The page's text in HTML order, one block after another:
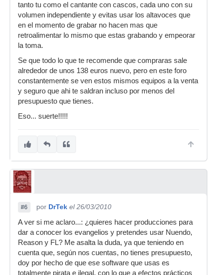
tanto tu como el cantante con cascos, cada uno con su
volumen independiente y evitas usar los altavoces que
en el momento de grabar no hacen mas que
retroalimentar lo mismo que estas grabando y empeorar
la toma.
Se que todo lo que te recomende que compraras sale
alrededor de unos 138 euros nuevo, pero en este foro
constantemente se ven estos mismos equipos a la venta
y seguro que ahi te saldran incluso por menos del
presupuesto que tienes.
Eso... suerte!!!!!
#6 por DrTek el 26/03/2010
A ver si me aclaro...: ¿quieres hacer producciones para
dar a conocer los evangelios y pretendes usar Nuendo,
Reason y FL? Me asalta la duda, ya que teniendo en
cuenta que, según nos cuentas, no tienes presupuesto,
doy por hecho de que ese software que usas es
totalmente pirata e ilegal, con lo que a efectos prácticos